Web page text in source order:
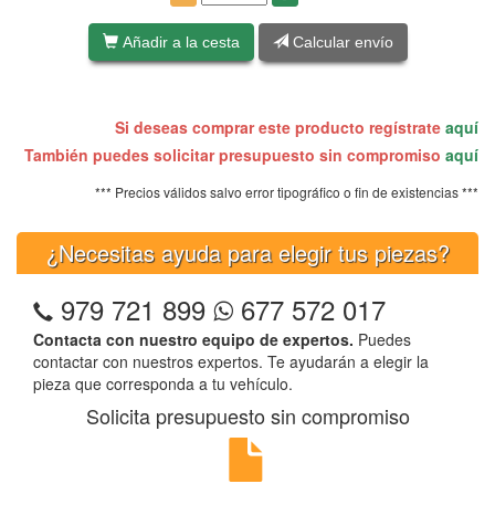
Añadir a la cesta Calcular envío
Si deseas comprar este producto regístrate aquí
También puedes solicitar presupuesto sin compromiso aquí
*** Precios válidos salvo error tipográfico o fin de existencias ***
¿Necesitas ayuda para elegir tus piezas?
979 721 899 677 572 017
Contacta con nuestro equipo de expertos. Puedes
contactar con nuestros expertos. Te ayudarán a elegir la
pieza que corresponda a tu vehículo.
Solicita presupuesto sin compromiso